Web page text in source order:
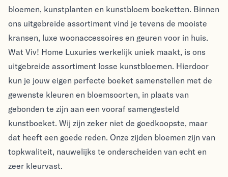
bloemen, kunstplanten en kunstbloem boeketten. Binnen
ons uitgebreide assortiment vind je tevens de mooiste
kransen, luxe woonaccessoires en geuren voor in huis.
Wat Viv! Home Luxuries werkelijk uniek maakt, is ons
uitgebreide assortiment losse kunstbloemen. Hierdoor
kun je jouw eigen perfecte boeket samenstellen met de
gewenste kleuren en bloemsoorten, in plaats van
gebonden te zijn aan een vooraf samengesteld
kunstboeket. Wij zijn zeker niet de goedkoopste, maar
dat heeft een goede reden. Onze zijden bloemen zijn van
topkwaliteit, nauwelijks te onderscheiden van echt en
zeer kleurvast.